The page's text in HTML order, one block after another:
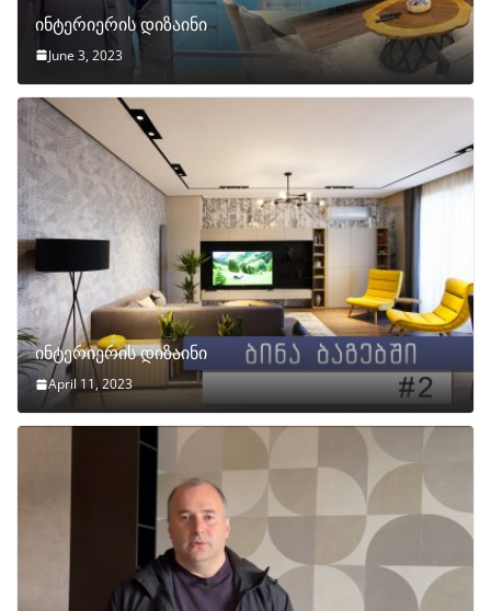
ინტერიერის დიზაინი
June 3, 2023
ინტერიერის დიზაინი
April 11, 2023